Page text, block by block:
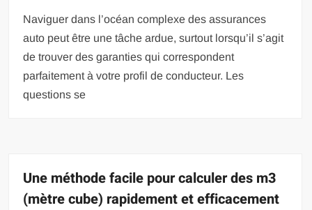
Naviguer dans l’océan complexe des assurances
auto peut être une tâche ardue, surtout lorsqu’il s’agit
de trouver des garanties qui correspondent
parfaitement à votre profil de conducteur. Les
questions se
Une méthode facile pour calculer des m3
(mètre cube) rapidement et efficacement